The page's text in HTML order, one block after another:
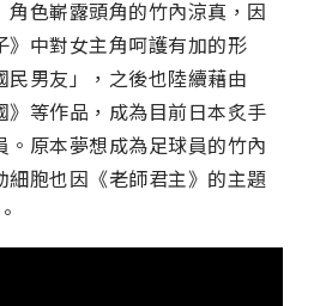
色嶄露頭角的竹內涼真，因
》中對女主角呵護有加的形
民男友」，之後也陸續藉由
》等作品，成為目前日本炙手
。原本夢想成為足球員的竹內
細胞也因《老師君主》的主題